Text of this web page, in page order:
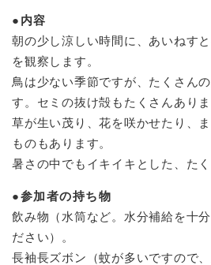
●内容
朝の少し涼しい時間に、あいねす
を観察します。
鳥は少ない季節ですが、たくさん
す。セミの抜け殻もたくさんありま
草が生い茂り、花を咲かせたり、
ものもあります。
暑さの中でもイキイキとした、た
●参加者の持ち物
飲み物（水筒など。水分補給を十
ださい）。
長袖長ズボン（蚊が多いですので